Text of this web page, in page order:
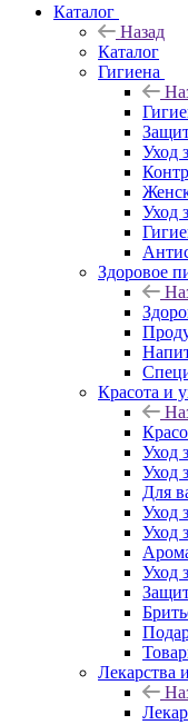
Каталог
Назад
Каталог
Гигиена
Уход
Уход
Здоровое
Красота и
Уход
Уход
Для
Уход
Уход
Уход
Лекарства